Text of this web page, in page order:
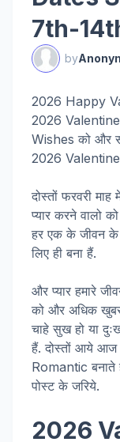
7th-
by
2026 Happy
2026
Wishes को और
2026
दोस्तों फरवरी
प्यार करने वालो
हर एक के जीवन के
लिए ही बना हैं.
और प्यार हमारे
को और अधिक
चाहे सुख हो या
हैं. दोस्तों आये
Romantic
पोस्ट के जरिये.
2026